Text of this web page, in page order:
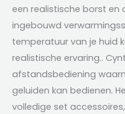
een realistische borst en
ingebouwd
temperatuur van je huid
realistische ervaring..
afstandsbediening
geluiden kan bedienen.
volledige set